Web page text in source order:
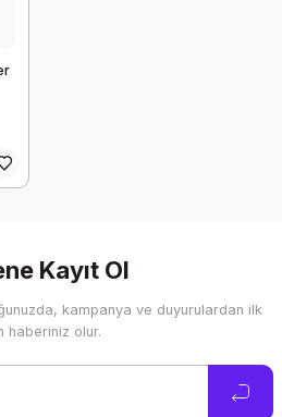
Kayıt Ol
kampanya ve duyurulardan ilk
haberiniz olur.